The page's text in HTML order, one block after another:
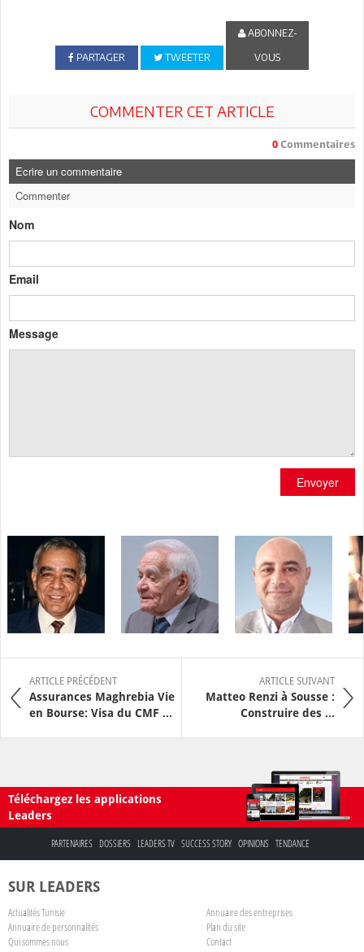
PARTAGER TWEETER
ABONNEZ-
VOUS
COMMENTER CET ARTICLE
0 Commentaires
Ecrire un commentaire
Commenter
Nom
Email
Message
Envoyer
ARTICLE PRÉCÉDENT
Assurances Maghrebia Vie
en Bourse: Visa du CMF ...
ARTICLE SUIVANT
Matteo Renzi à Sousse :
Construire des ...
Téléchargez les applications
Leaders
PARTENAIRES DOSSIERS LEADERS TV SUCCESS STORY OPINIONS TENDANCE
SUR LEADERS
Actualités Tunisie
Annuaire des entreprises
Annuaire de personnalités
Plan du site
Qui sommes nous
Contact